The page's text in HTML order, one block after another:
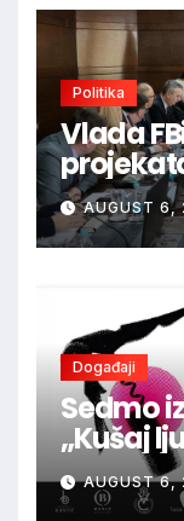
Politika
Vlada
AUGUST
Događaji
Sedmo
„Kušaj
glazbu
AUGUST